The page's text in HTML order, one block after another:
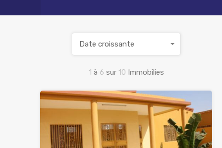
1 à 6 sur 10 Immobilies
Date croissante